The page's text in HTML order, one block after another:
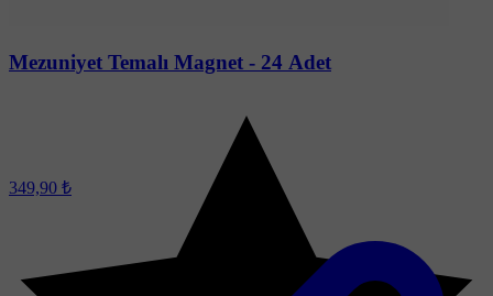
Mezuniyet Temalı Magnet - 24 Adet
349,90 ₺